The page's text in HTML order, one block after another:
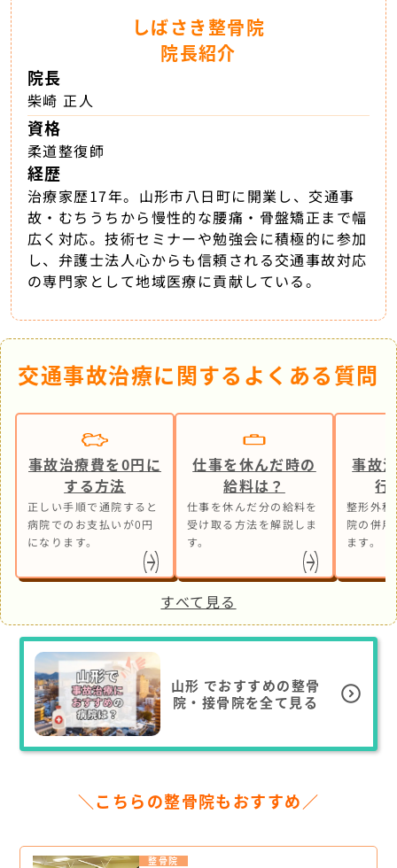
しばさき整骨院
院長紹介
院長
柴崎 正人
資格
柔道整復師
経歴
治療家歴17年。山形市八日町に開業し、交通事
故・むちうちから慢性的な腰痛・骨盤矯正まで幅
広く対応。技術セミナーや勉強会に積極的に参加
し、弁護士法人心からも信頼される交通事故対応
の専門家として地域医療に貢献している。
交通事故治療に関するよくある質問
事故治療費を0円に
する方法
正しい手順で通院すると
病院でのお支払いが0円
になります。
仕事を休んだ時の
給料は？
仕事を休んだ分の給料を
受け取る方法を解説しま
す。
事故
行
整形外
院の併
ます。
すべて見る
山形 でおすすめの整骨
院・接骨院を全て見る
＼こちらの整骨院もおすすめ／
整骨院